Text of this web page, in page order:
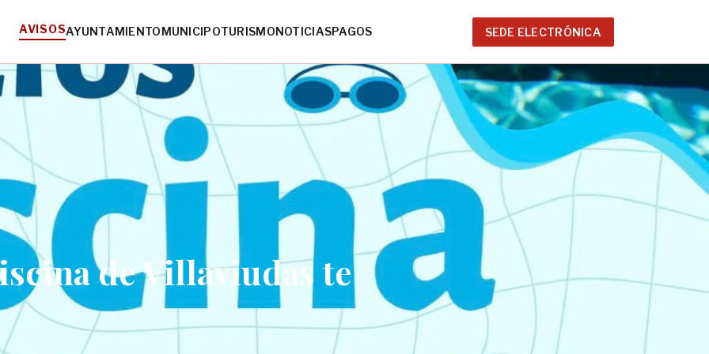
AVISOSAYUNTAMIENTOMUNICIPOTURISMONOTICIASPAGOS SEDE ELECTRÓNICA
de Villaviudas te